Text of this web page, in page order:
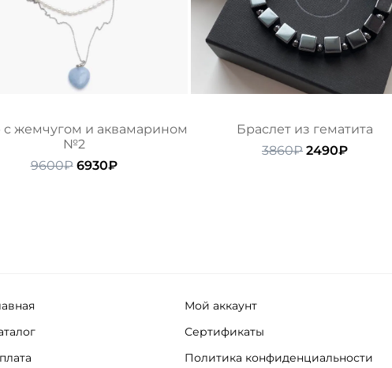
с жемчугом и аквамарином
№2
9600₽ Первоначальная
6930₽Текущая
Браслет из гематита
3860₽ 2490₽
Мой аккаунт
Сертификаты
Политика конфиденциальности